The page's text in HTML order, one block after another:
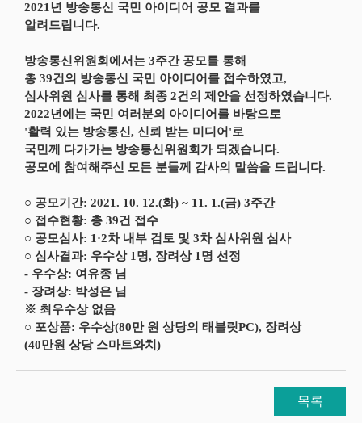
2021년 방송통신 국민 아이디어 공모 결과를
알려드립니다.
방송통신위원회에서는 3주간 공모를 통해
총 39건의 방송통신 국민 아이디어를 접수하였고,
심사위원 심사를 통해 최종 2건의 제안을 선정하였습니다.
2022년에는 국민 여러분의 아이디어를 바탕으로
'활력 있는 방송통신, 신뢰 받는 미디어'로
국민께 다가가는 방송통신위원회가 되겠습니다.
공모에 참여해주신 모든 분들께 감사의 말씀을 드립니다.
○ 공모기간: 2021. 10. 12.(화) ~ 11. 1.(금) 3주간
○ 접수현황: 총 39건 접수
○ 공모심사: 1·2차 내부 검토 및 3차 심사위원 심사
○ 심사결과: 우수상 1명, 장려상 1명 선정
- 우수상: 여유종 님
- 장려상: 박성은 님
※ 최우수상 없음
○ 포상품: 우수상(80만 원 상당의 태블릿PC), 장려상
(40만원 상당 스마트와치)
목록